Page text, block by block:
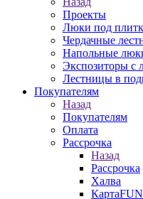
Проекты
Люки под
Чердачные
Напольные
Экспозиторы с
Лестницы в
Покупателям
Назад
Покупателям
Оплата
Рассрочка
Назад
Рассрочка
Халва
КартаFUN